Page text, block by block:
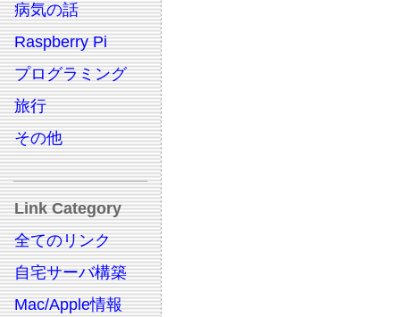
病気の話
Raspberry Pi
プログラミング
旅行
その他
Link Category
全てのリンク
自宅サーバ構築
Mac/Apple情報